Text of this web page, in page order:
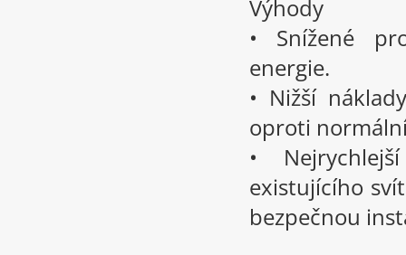
Výhody
• Snížené
energie.
• Nižší
oproti
•
existujícího
bezpečnou